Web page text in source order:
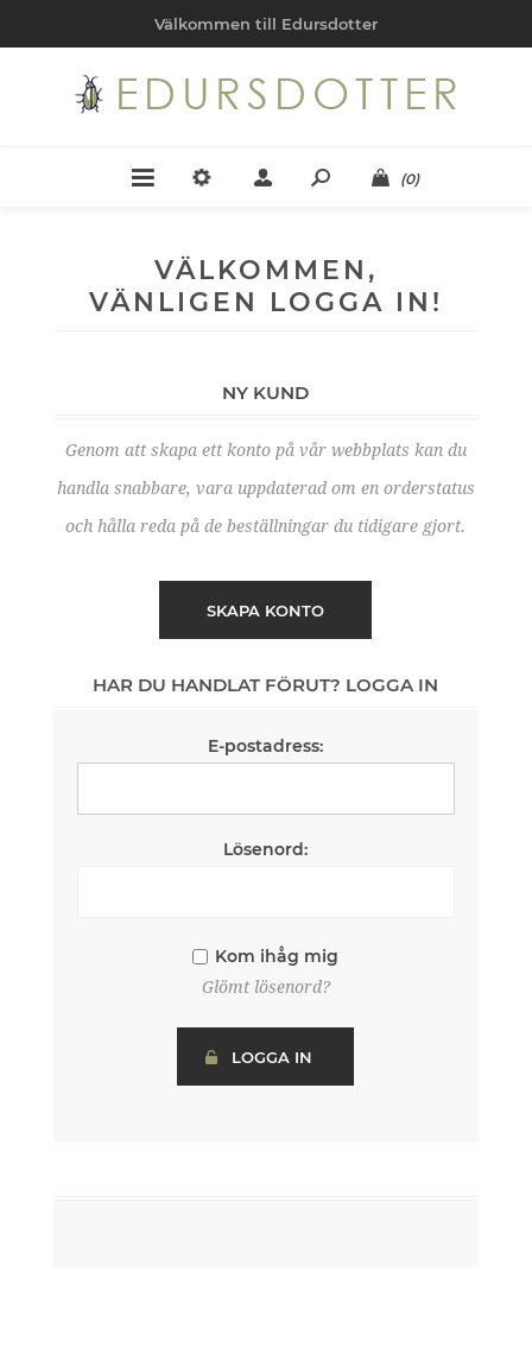
Välkommen till Edursdotter
(0)
VÄLKOMMEN,
VÄNLIGEN LOGGA IN!
NY KUND
Genom att skapa ett konto på vår webbplats kan du
handla snabbare, vara uppdaterad om en orderstatus
och hålla reda på de beställningar du tidigare gjort.
SKAPA KONTO
HAR DU HANDLAT FÖRUT? LOGGA IN
E-postadress:
Lösenord:
Kom ihåg mig
Glömt lösenord?
LOGGA IN